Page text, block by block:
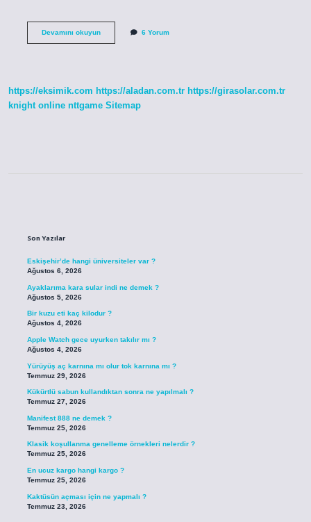
Devamını okuyunAtış
6 Yorum
https://eksimik.com https://aladan.com.tr https://girasolar.com.tr
knight online nttgame Sitemap
Son Yazılar
Eskişehir’de hangi üniversiteler var ?
Ağustos 6, 2026
Ayaklarıma kara sular indi ne demek ?
Ağustos 5, 2026
Bir kuzu eti kaç kilodur ?
Ağustos 4, 2026
Apple Watch gece uyurken takılır mı ?
Ağustos 4, 2026
Yürüyüş aç karnına mı olur tok karnına mı ?
Temmuz 29, 2026
Kükürtlü sabun kullandıktan sonra ne yapılmalı ?
Temmuz 27, 2026
Manifest 888 ne demek ?
Temmuz 25, 2026
Klasik koşullanma genelleme örnekleri nelerdir ?
Temmuz 25, 2026
En ucuz kargo hangi kargo ?
Temmuz 25, 2026
Kaktüsün açması için ne yapmalı ?
Temmuz 23, 2026